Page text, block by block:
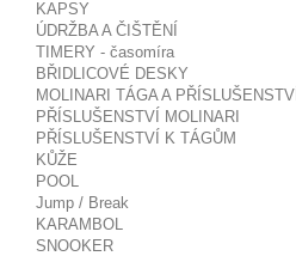
KAPSY
ÚDRŽBA A ČIŠTĚNÍ
TIMERY - časomíra
BŘIDLICOVÉ DESKY
MOLINARI TÁGA A PŘÍSLUŠENSTVÍ
PŘÍSLUŠENSTVÍ MOLINARI
PŘÍSLUŠENSTVÍ K TÁGŮM
KŮŽE
POOL
Jump / Break
KARAMBOL
SNOOKER